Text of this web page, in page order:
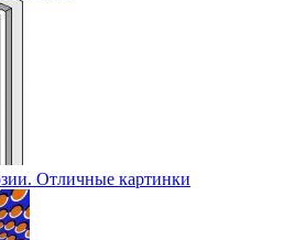
Отличные картинки